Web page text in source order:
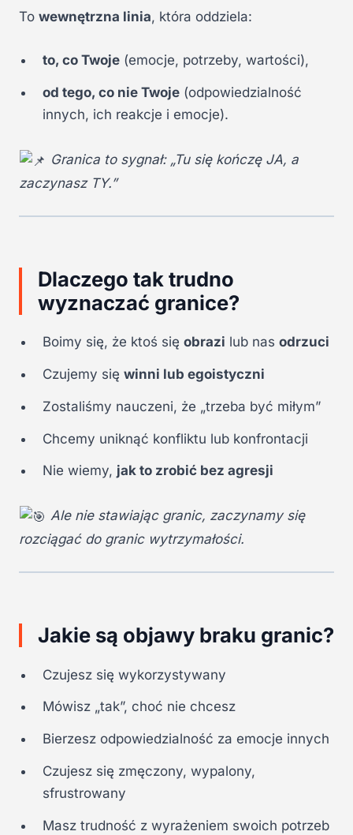
To wewnętrzna linia, która oddziela:
to, co Twoje (emocje, potrzeby, wartości),
od tego, co nie Twoje (odpowiedzialność
innych, ich reakcje i emocje).
Granica to sygnał: „Tu się kończę JA, a
zaczynasz TY.”
Dlaczego tak trudno
wyznaczać granice?
Boimy się, że ktoś się obrazi lub nas odrzuci
Czujemy się winni lub egoistyczni
Zostaliśmy nauczeni, że „trzeba być miłym”
Chcemy uniknąć konfliktu lub konfrontacji
Nie wiemy, jak to zrobić bez agresji
Ale nie stawiając granic, zaczynamy się
rozciągać do granic wytrzymałości.
Jakie są objawy braku granic?
Czujesz się wykorzystywany
Mówisz „tak”, choć nie chcesz
Bierzesz odpowiedzialność za emocje innych
Czujesz się zmęczony, wypalony,
sfrustrowany
Masz trudność z wyrażeniem swoich potrzeb